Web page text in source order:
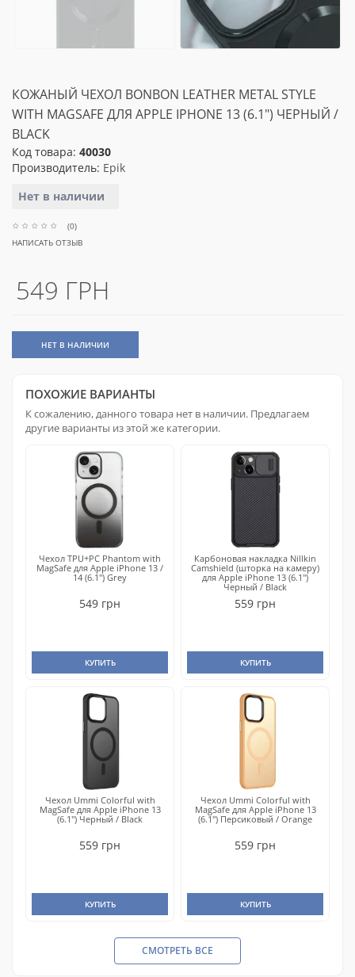
КОЖАНЫЙ ЧЕХОЛ BONBON LEATHER METAL STYLE
WITH MAGSAFE ДЛЯ APPLE IPHONE 13 (6.1") ЧЕРНЫЙ /
BLACK
Код товара: 40030
Производитель: Epik
Нет в наличии
(0)
НАПИСАТЬ ОТЗЫВ
549 ГРН
НЕТ В НАЛИЧИИ
ПОХОЖИЕ ВАРИАНТЫ
К сожалению, данного товара нет в наличии. Предлагаем
другие варианты из этой же категории.
Чехол TPU+PC Phantom with
MagSafe для Apple iPhone 13 /
14 (6.1") Grey
549 грн
КУПИТЬ
Карбоновая накладка Nillkin
Camshield (шторка на камеру)
для Apple iPhone 13 (6.1")
Черный / Black
559 грн
КУПИТЬ
Чехол Ummi Colorful with
MagSafe для Apple iPhone 13
(6.1") Черный / Black
559 грн
КУПИТЬ
Чехол Ummi Colorful with
MagSafe для Apple iPhone 13
(6.1") Персиковый / Orange
559 грн
КУПИТЬ
СМОТРЕТЬ ВСЕ